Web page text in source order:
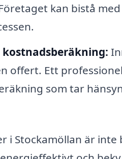
kan bistå
offert. Ett
som tar
i Stockamöllan är